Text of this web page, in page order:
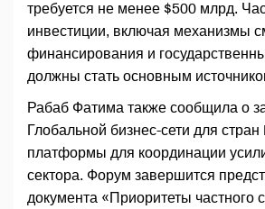
требуется не менее $500 млрд.
инвестиции, включая механизмы
финансирования и
должны стать основным
Рабаб Фатима также сообщила о
Глобальной бизнес-сети для
платформы для координации
сектора. Форум завершится
документа «Приоритеты частного